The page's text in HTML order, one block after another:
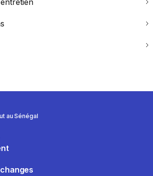
au Sénégal